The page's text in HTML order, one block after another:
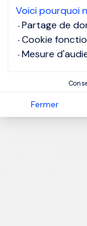
Voici pourquoi
Partage de
Cookie
Mesure
Fermer